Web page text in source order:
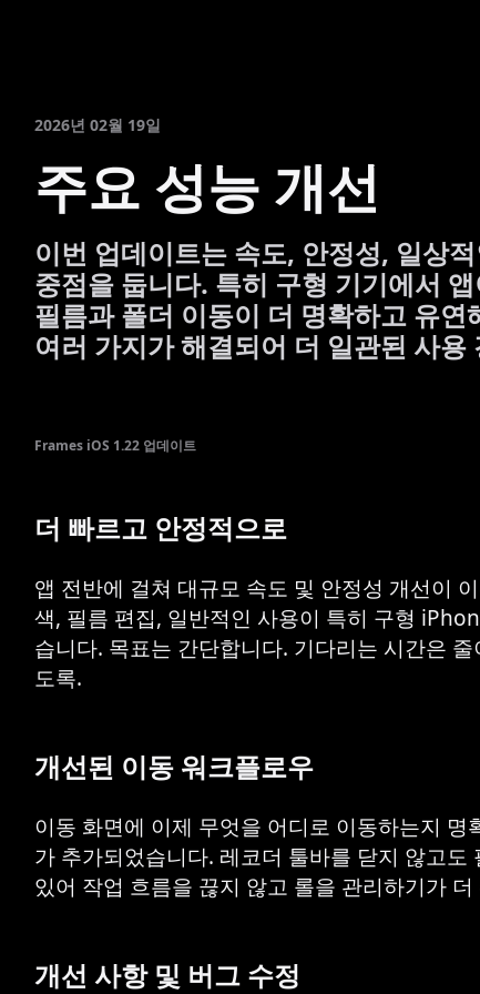
2026년 02월 19일
주요 성능 개선
이번 업데이트는 속도, 안정성, 일상
중점을 둡니다. 특히 구형 기기에서
필름과 폴더 이동이 더 명확하고 유연
여러 가지가 해결되어 더 일관된 사용
Frames iOS 1.22 업데이트
더 빠르고 안정적으로
앱 전반에 걸쳐 대규모 속도 및 안정성 개선이
색, 필름 편집, 일반적인 사용이 특히 구형
습니다. 목표는 간단합니다. 기다리는 시간은
도록.
개선된 이동 워크플로우
이동 화면에 이제 무엇을 어디로 이동하는지 명
가 추가되었습니다. 레코더 툴바를 닫지 않고도
있어 작업 흐름을 끊지 않고 롤을 관리하기가
개선 사항 및 버그 수정